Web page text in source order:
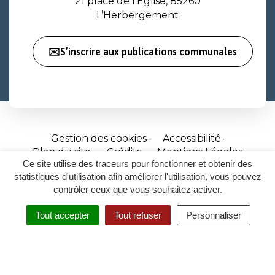
Ce site utilise des traceurs pour fonctionner et obtenir des
statistiques d'utilisation afin améliorer l'utilisation, vous pouvez
contrôler ceux que vous souhaitez activer.
Tout accepter Tout refuser Personnaliser
RECHERCHER
ACCESSIBILITÉ
L’Herbergement
✉️S’inscrire aux publications communales
Gestion des cookies
Accessibilité
Plan du site
Crédits
Mentions Légales
Site
réalisé
par
Inovagora